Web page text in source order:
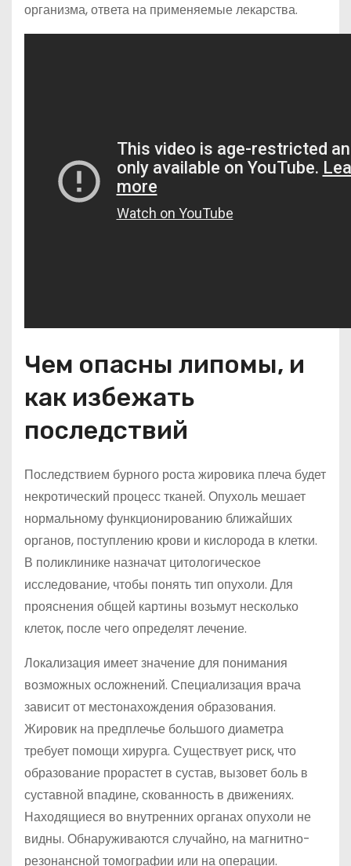
организма, ответа на применяемые лекарства.
Чем опасны липомы, и
как избежать
последствий
Последствием бурного роста жировика плеча будет
некротический процесс тканей. Опухоль мешает
нормальному функционированию ближайших
органов, поступлению крови и кислорода в клетки.
В поликлинике назначат цитологическое
исследование, чтобы понять тип опухоли. Для
прояснения общей картины возьмут несколько
клеток, после чего определят лечение.
Локализация имеет значение для понимания
возможных осложнений. Специализация врача
зависит от местонахождения образования.
Жировик на предплечье большого диаметра
требует помощи хирурга. Существует риск, что
образование прорастет в сустав, вызовет боль в
суставной впадине, скованность в движениях.
Находящиеся во внутренних органах опухоли не
видны. Обнаруживаются случайно, на магнитно-
резонансной томографии или на операции.